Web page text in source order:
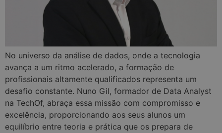
No universo da análise de dados, onde a tecnologia
avança a um ritmo acelerado, a formação de
profissionais altamente qualificados representa um
desafio constante. Nuno Gil, formador de Data Analyst
na TechOf, abraça essa missão com compromisso e
excelência, proporcionando aos seus alunos um
equilíbrio entre teoria e prática que os prepara de